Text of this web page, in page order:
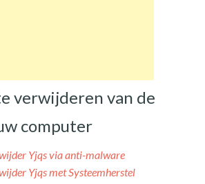
verwijderen van de
computer
Yjqs via anti-malware
Yjqs met Systeemherstel